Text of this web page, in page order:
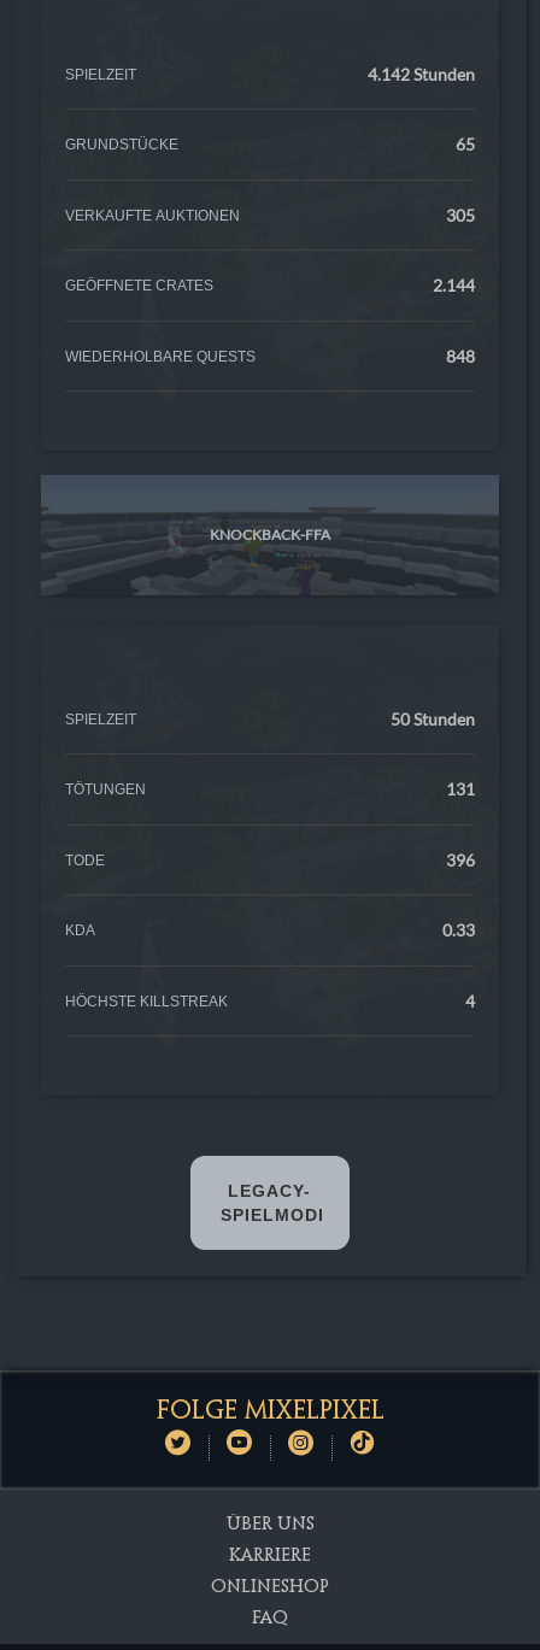
SPIELZEIT 4.142 Stunden
GRUNDSTÜCKE 65
VERKAUFTE AUKTIONEN 305
GEÖFFNETE CRATES 2.144
WIEDERHOLBARE QUESTS 848
KNOCKBACK-FFA
SPIELZEIT 50 Stunden
TÖTUNGEN 131
TODE 396
KDA 0.33
HÖCHSTE KILLSTREAK 4
LEGACY-
SPIELMODI
Stunden
FOLGE MIXELPIXEL
ÜBER UNS
KARRIERE
ONLINESHOP
FAQ